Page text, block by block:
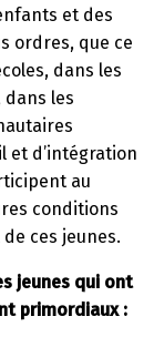
et des
ordres, que ce
dans les
dans les
et d’intégration
au
conditions
ces jeunes.
jeunes qui ont
primordiaux :